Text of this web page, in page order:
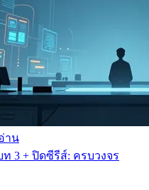
าน
ท 3 + ปิดซีรีส์: ครบวงจร